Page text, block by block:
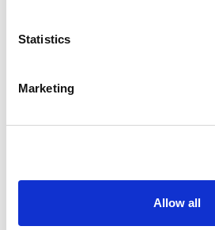
Statistics
Marketing
Allow all